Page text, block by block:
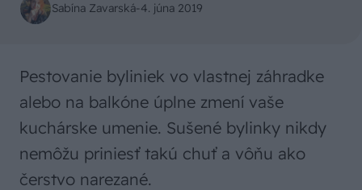
Sabína Zavarská-4. júna 2019
Pestovanie byliniek vo vlastnej záhradke
alebo na balkóne úplne zmení vaše
kuchárske umenie. Sušené bylinky nikdy
nemôžu priniesť takú chuť a vôňu ako
čerstvo narezané.